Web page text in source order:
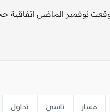
نوفمبر الماضي
مسار تاسي تداول